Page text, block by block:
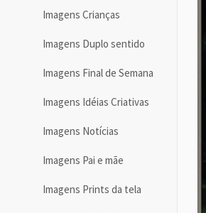
Imagens Crianças
Imagens Duplo sentido
Imagens Final de Semana
Imagens Idéias Criativas
Imagens Notícias
Imagens Pai e mãe
Imagens Prints da tela